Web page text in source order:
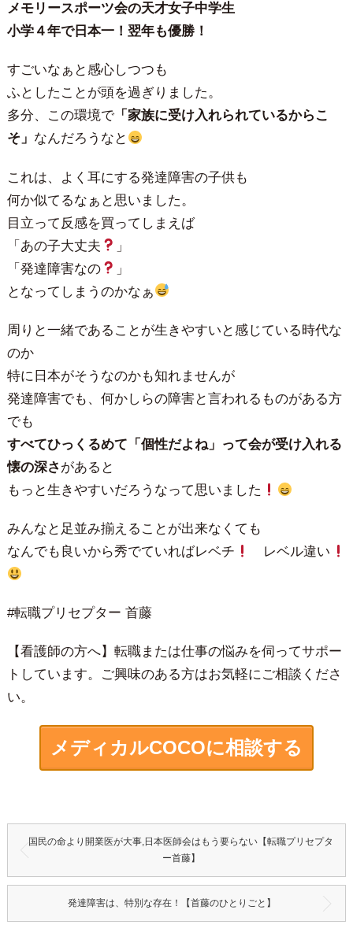
メモリースポーツ会の天才女子中学生
小学４年で日本一！翌年も優勝！
すごいなぁと感心しつつも
ふとしたことが頭を過ぎりました。
多分、この環境で「家族に受け入れられているからこ
そ」 なんだろうなと
これは、よく耳にする発達障害の子供も
何か似てるなぁと思いました。
目立って反感を買ってしまえば
「あの子大丈夫
」
「発達障害なの
」
となってしまうのかなぁ
周りと一緒であることが生きやすいと感じている時代な
のか
特に日本がそうなのかも知れませんが
発達障害でも、何かしらの障害と言われるものがある方
でも
すべてひっくるめて「個性だよね」って会が受け入れる
懐の深さ があると
もっと生きやすいだろうなって思いました
みんなと足並み揃えることが出来なくても
なんでも良いから秀でていればレベチ
レベル違い
#転職プリセプター 首藤
【看護師の方へ】転職または仕事の悩みを伺ってサポー
トしています。ご興味のある方はお気軽にご相談くださ
い。
メディカルCOCOに相談する
国民の命より開業医が大事,日本医師会はもう要らない【転職プリセプタ
ー首藤】
発達障害は、特別な存在！【首藤のひとりごと】